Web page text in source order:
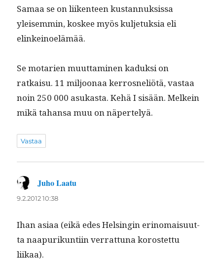
Samaa se on liiken­teen kus­tan­nuk­sis­sa
yleisem­min, kos­kee myös kul­je­tuk­sia eli
elinkeinoelämää.
Se motarien muut­ta­mi­nen kaduk­si on
ratkaisu. 11 miljoon­aa ker­rosneliötä, vas­taa
noin 250 000 asukas­ta. Kehä I sisään. Melkein
mikä tahansa muu on näpertelyä.
Vastaa
Juho Laatu
9.2.2012 10:38
Ihan asi­aa (eikä edes Helsin­gin eri­no­maisu­ut­
ta naa­purikun­ti­in ver­rat­tuna korostet­tu
liikaa).